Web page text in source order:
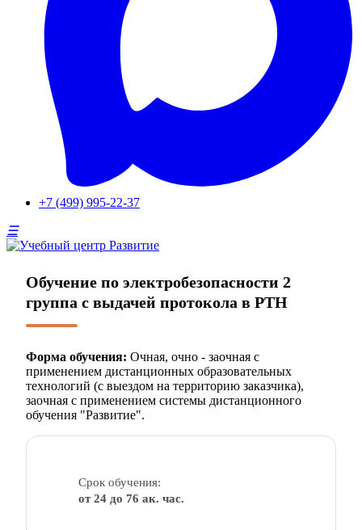
+7 (499) 995-22-37
Обучение по электробезопасности 2
группа с выдачей протокола в РТН
Форма обучения: Очная, очно - заочная с
применением дистанционных образовательных
технологий (с выездом на территорию заказчика),
заочная с применением системы дистанционного
обучения "Развитие".
Срок обучения:
от 24 до 76 ак. час.